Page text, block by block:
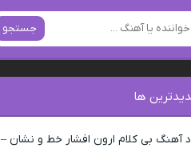
جستجو
ها
آهنگ بی کلام ارون افشار خط و نشان –